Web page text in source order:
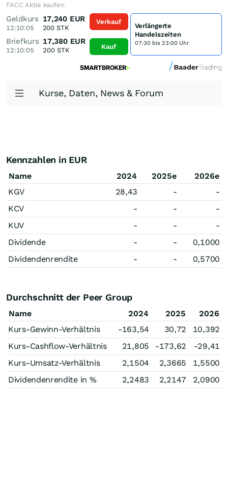
FACC Aktie kaufen
Geldkurs
12:10:05
17,240 EUR
200 STK
Briefkurs
12:10:05
17,380 EUR
200STK
Verkauf
Kauf
Verlängerte
Handelszeiten
07:30 bis 23:00 Uhr
Kurse, Daten, News & Forum
Kennzahlen in EUR
Name 2024 2025e
2026e
KGV
28,43 -
-
KCV
- -
-
KUV
- -
-
Dividende
- -
0,1000
Dividendenrendite
- - 0,5700
Durchschnitt der Peer Group
Name 2024 2025
2026
Kurs-Gewinn-Verhältnis
-163,54 30,72
10,392
Kurs-Cashflow-Verhältnis
21,805 -173,62
-29,41
Kurs-Umsatz-Verhältnis
2,1504 2,3665
1,5500
Dividendenrendite in %
2,2483 2,2147 2,0900